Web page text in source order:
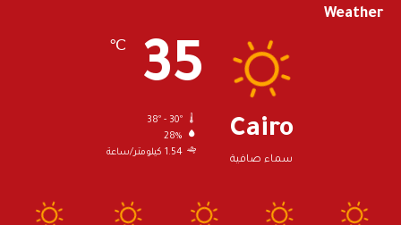
Weather
Cairo
سماء صافية
35
℃
38º - 30º
28%
1.54 كيلومتر/ساعة